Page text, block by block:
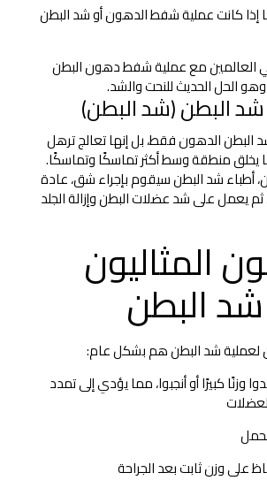
إذا كانت عملية شفط الدهون أو شد البطن
مع عملية شفط دهون البطن
الحل الحديث للنحت والشد.
البطن (شد البطن)
البطن الدهون فقط، بل إنها تعالج ترهل
يخلق منطقة وسط أكثر تماسكًا وتماسكًا.
أطباء شد البطن سيقوم بإجراء شق، عادة
ثم يعمل على شد عضلات البطن وإزالة الجلد
المثاليون
البطن
لعملية شد البطن هم بشكل عام:
وزنًا كبيرًا أو أنجبوا، مما يؤدي إلى تمدد
على وزن ثابت بعد الجراحة